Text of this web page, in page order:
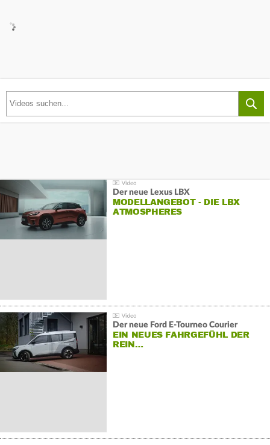
Der neue Lexus LBX
MODELLANGEBOT - DIE LBX
ATMOSPHERES
Der neue Ford E-Tourneo Courier
EIN NEUES FAHRGEFÜHL DER
REIN…